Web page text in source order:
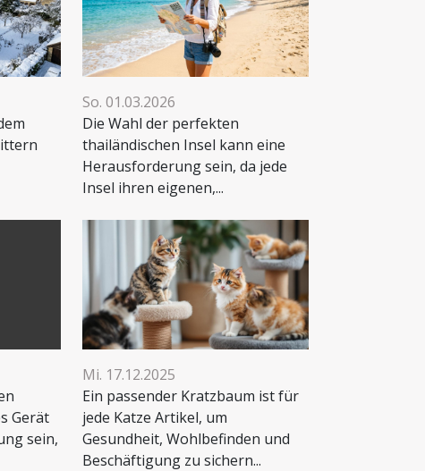
So. 01.03.2026
Die Wahl der perfekten
thailändischen Insel kann eine
Herausforderung sein, da jede
Insel ihren eigenen,...
Gerät
sein,
Mi. 17.12.2025
Ein passender Kratzbaum ist für
jede Katze Artikel, um
Gesundheit, Wohlbefinden und
Beschäftigung zu sichern...